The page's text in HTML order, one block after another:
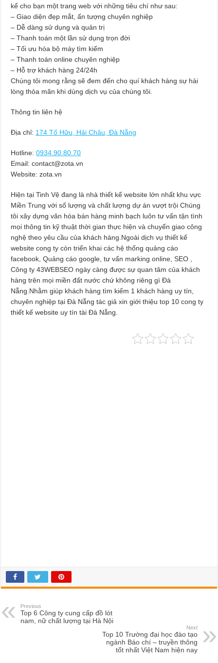
kế cho bạn một trang web với những tiêu chí như sau:
– Giao diện đẹp mắt, ấn tượng chuyên nghiệp
– Dễ dàng sử dụng và quản trị
– Thanh toán một lần sử dụng trọn đời
– Tối ưu hóa bộ máy tìm kiếm
– Thanh toán online chuyên nghiệp
– Hỗ trợ khách hàng 24/24h
Chúng tôi mong rằng sẽ đem đến cho quí khách hàng sự hài
lòng thỏa mãn khi dùng dịch vụ của chúng tôi.
Thông tin liên hệ
Địa chỉ: 174 Tố Hữu, Hải Châu, Đà Nẵng
Hotline: 0934.90.80.70
Email: contact@zota.vn
Website: zota.vn
Hiện tại Tinh Vệ đang là nhà thiết kế website lớn nhất khu vực
Miền Trung với số lượng và chất lượng dự án vượt trội Chúng
tôi xây dựng văn hóa bán hàng minh bạch luôn tư vấn tận tình
mọi thông tin kỹ thuật thời gian thực hiện và chuyển giao công
nghệ theo yêu cầu của khách hàng.Ngoài dịch vụ thiết kế
website cong ty còn triển khai các hệ thống quảng cáo
facebook, Quảng cáo google, tư vấn marking online, SEO ,
Công ty 43WEBSEO ngày càng được sự quan tâm của khách
hàng trên mọi miền đất nước chứ không riêng gì Đà
Nẵng.Nhằm giúp khách hàng tìm kiếm 1 khách hàng uy tín,
chuyên nghiệp tại Đà Nẵng tác giả xin giới thiệu top 10 cong ty
thiết kế website uy tín tài Đà Nẵng.
Previous
Top 6 Công ty cung cấp đồ lót
nam, nữ chất lượng tại Hà Nội
Next
Top 10 Trường đại học đào tạo
ngành Báo chí – truyền thông
tốt nhất Việt Nam hiện nay